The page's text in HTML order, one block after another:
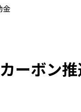
金
ーボン